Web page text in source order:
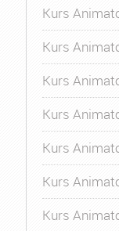
Kurs
Kurs
Kurs
Kurs
Kurs
Kurs
Kurs